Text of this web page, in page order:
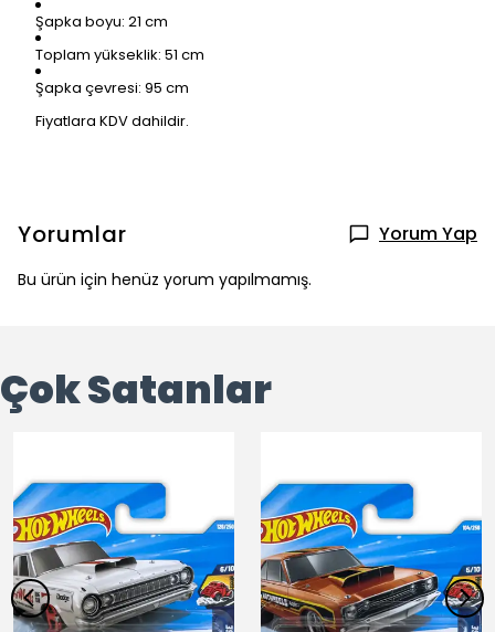
Şapka boyu: 21 cm
Toplam yükseklik: 51 cm
Şapka çevresi: 95 cm
Fiyatlara KDV dahildir.
Yorumlar Yorum Yap
Bu ürün için henüz yorum yapılmamış.
Çok Satanlar